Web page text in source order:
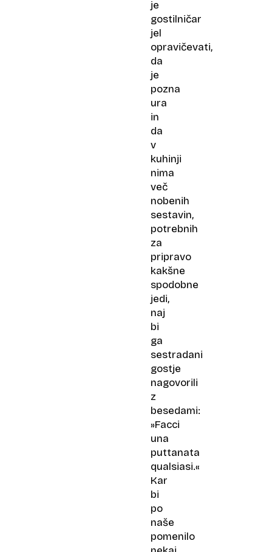
je
gostilničar
jel
opravičevati,
da
je
pozna
ura
in
da
v
kuhinji
nima
več
nobenih
sestavin,
potrebnih
za
pripravo
kakšne
spodobne
jedi,
naj
bi
ga
sestradani
gostje
nagovorili
z
besedami:
»Facci
una
puttanata
qualsiasi.«
Kar
bi
po
naše
pomenilo